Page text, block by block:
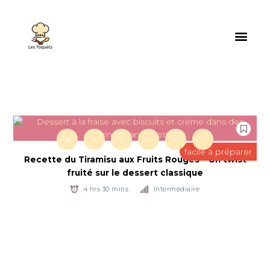
facile à préparer
B C D F M T
Recette du Tiramisu aux Fruits Rouges – Un twist
fruité sur le dessert classique
4 hrs 30 mins Intermédiaire